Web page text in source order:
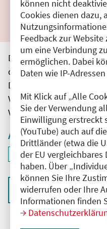
können nicht
Cookies dienen dazu,
Feedback zur
um eine Verbindung
ermöglichen. Dabei
Daten wie IP-
Mit Klick auf „Alle
Sie der Verwendung
Einwilligung erstreckt
(YouTube) auch auf
Drittländer (etwa die
der EU
haben. Über
können Sie Ihre
widerrufen oder Ihre
Informationen finden
Die hier aufgeführten
den unmittelbar vom
Die Ärztekammer Berlin
Verantwortung für den
Veranstalter.
Aktive Filter
Filter
ID: ANT-2601950
deaktivieren
Sortieren nach